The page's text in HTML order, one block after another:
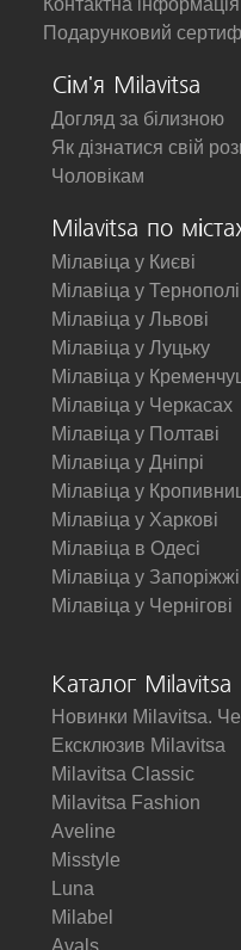
Контактна інформація
Подарунковий
Сім'я Milavitsa
Догляд за білизною
Як дізнатися свій
Чоловікам
Milavitsa по
Мілавіца у Києві
Мілавіца у Тернополі
Мілавіца у Львові
Мілавіца у Луцьку
Мілавіца у
Мілавіца у Черкасах
Мілавіца у Полтаві
Мілавіца у Дніпрі
Мілавіца у
Мілавіца у Харкові
Мілавіца в Одесі
Мілавіца у Запоріжжі
Мілавіца у Чернігові
Каталог Milavitsa
Новинки Milavitsa.
Ексклюзив Milavitsa
Milavitsa Classic
Milavitsa Fashion
Aveline
Misstyle
Luna
Milabel
Avals